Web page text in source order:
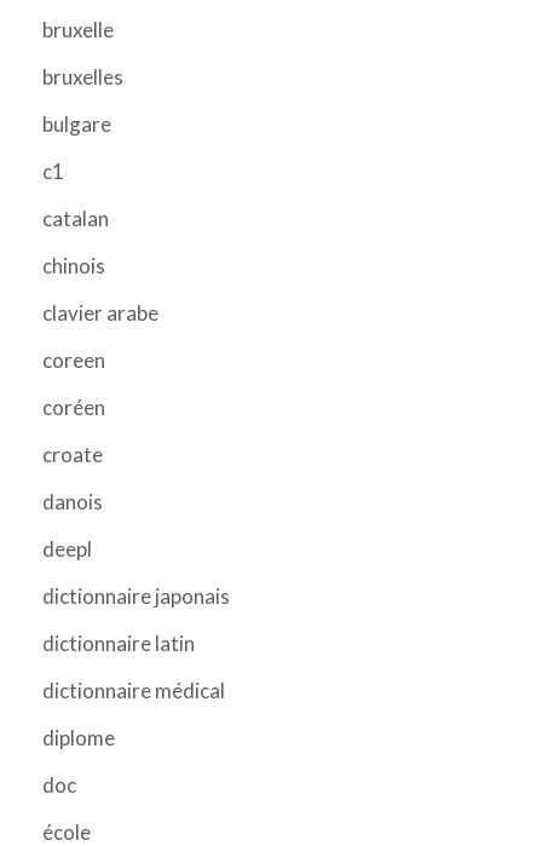
bruxelle
bruxelles
bulgare
c1
catalan
chinois
clavier arabe
coreen
coréen
croate
danois
deepl
dictionnaire japonais
dictionnaire latin
dictionnaire médical
diplome
doc
école